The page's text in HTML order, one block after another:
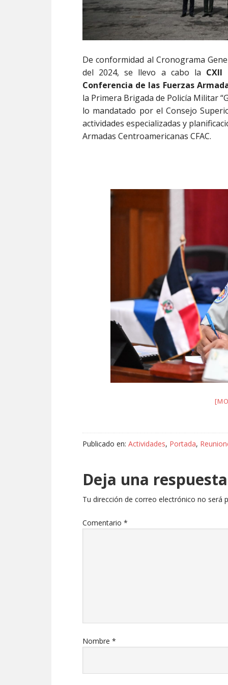
De conformidad al Cronograma
del 2024, se llevo a cabo la
Conferencia de las Fuerzas
la Primera Brigada de Policía Militar
lo mandatado por el Consejo
actividades especializadas y
Armadas Centroamericanas CFAC.
Publicado en: Actividades, Portada,
Deja una respuesta
Tu dirección de correo electrónico no será
Comentario *
Nombre *